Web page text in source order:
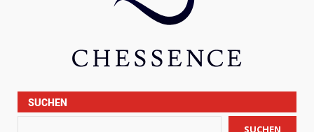
SUCHEN
SUCHEN